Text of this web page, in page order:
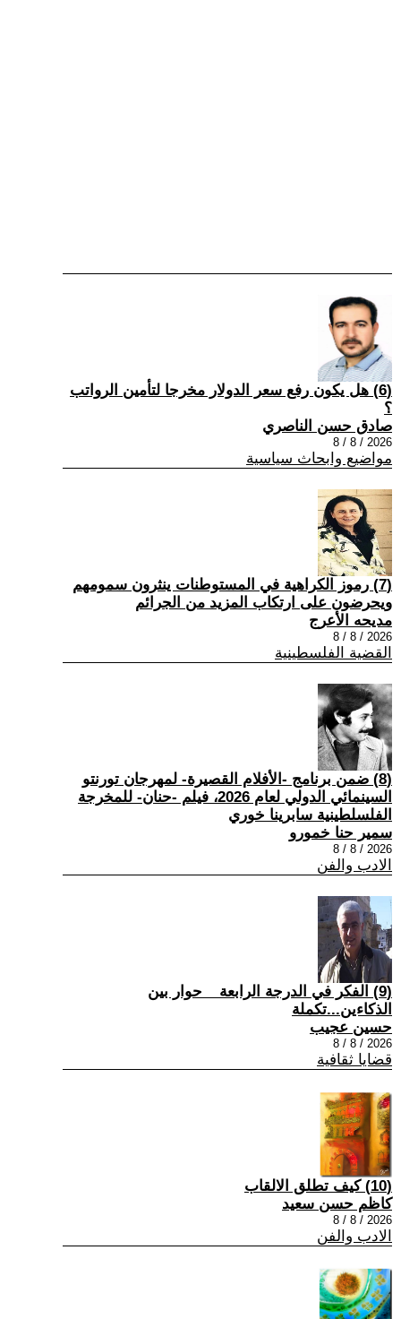
(6) هل يكون رفع سعر الدولار مخرجا لتأمين الرواتب
؟
صادق حسن الناصري
2026 / 8 / 8
مواضيع وابحاث سياسية
(7) رموز الكراهية في المستوطنات ينثرون سمومهم
ويحرضون على ارتكاب المزيد من الجرائم
مديحه الأعرج
2026 / 8 / 8
القضية الفلسطينية
(8) ضمن برنامج -الأفلام القصيرة- لمهرجان تورنتو
السينمائي الدولي لعام 2026، فيلم -حنان- للمخرجة
الفلسلطينية سابرينا خوري
سمير حنا خمورو
2026 / 8 / 8
الادب والفن
(9) الفكر في الدرجة الرابعة _ حوار بين
الذكاءين...تكملة
حسين عجيب
2026 / 8 / 8
قضايا ثقافية
(10) كيف تطلق الالقاب
كاظم حسن سعيد
2026 / 8 / 8
الادب والفن